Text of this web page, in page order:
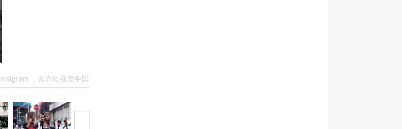
instgram ，东方ic,视觉中国